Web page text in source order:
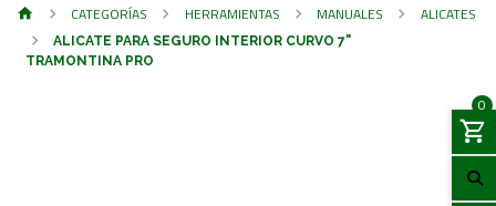
0
CATEGORÍAS HERRAMIENTAS MANUALES ALICATES
ALICATE PARA SEGURO INTERIOR CURVO 7"
TRAMONTINA PRO